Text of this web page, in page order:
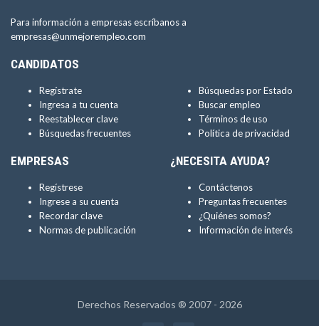
Para información a empresas escríbanos a
empresas@unmejorempleo.com
CANDIDATOS
Regístrate
Ingresa a tu cuenta
Reestablecer clave
Búsquedas frecuentes
Búsquedas por Estado
Buscar empleo
Términos de uso
Política de privacidad
EMPRESAS
Regístrese
Ingrese a su cuenta
Recordar clave
Normas de publicación
¿NECESITA AYUDA?
Contáctenos
Preguntas frecuentes
¿Quiénes somos?
Información de interés
Derechos Reservados ® 2007 - 2026